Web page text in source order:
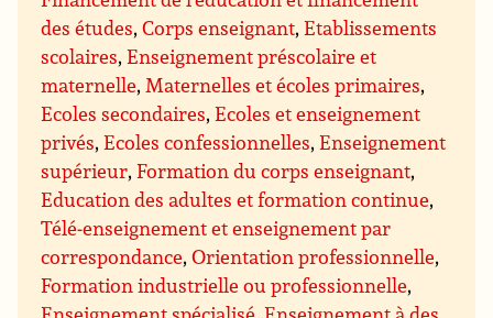
des études,Corps enseignant,Etablissements
scolaires,Enseignement préscolaire et
maternelle,Maternelles et écoles primaires,
Ecoles secondaires,Ecoles et enseignement
privés,Ecoles confessionnelles,Enseignement
supérieur,Formation du corps enseignant,
Education des adultes et formation continue,
Télé-enseignement et enseignement par
correspondance,Orientation professionnelle,
Formation industrielle ou professionnelle,